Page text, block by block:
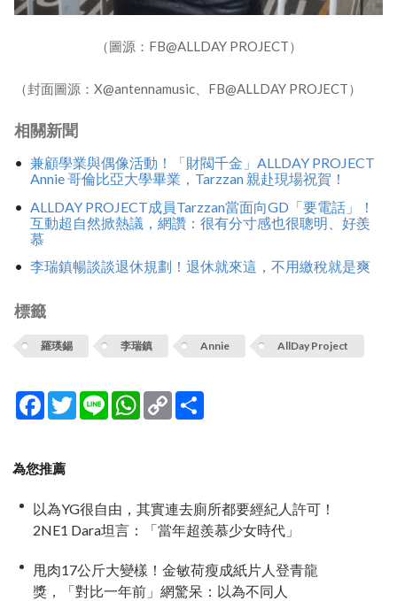
（圖源：FB@ALLDAY PROJECT）
（封面圖源：X@antennamusic、FB@ALLDAY PROJECT）
相關新聞
兼顧學業與偶像活動！「財閥千金」ALLDAY PROJECT
Annie 哥倫比亞大學畢業，Tarzzan 親赴現場祝賀！
ALLDAY PROJECT成員Tarzzan當面向GD「要電話」！
互動超自然掀熱議，網讚：很有分寸感也很聰明、好羨
慕
李瑞鎮暢談談退休規劃！退休就來這，不用繳稅就是爽
標籤
羅瑛錫 李瑞鎮 Annie AllDay Project
Facebook
TwitterLine WhatsApp
Copy
Link
為您推薦
以為YG很自由，其實連去廁所都要經紀人許可！
2NE1 Dara坦言：「當年超羨慕少女時代」
甩肉17公斤大變樣！金敏荷瘦成紙片人登青龍
獎，「對比一年前」網驚呆：以為不同人